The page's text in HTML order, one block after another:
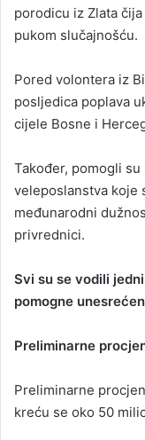
porodicu iz Zlata
pukom slučajnošću.
Pored volontera iz
posljedica poplava
cijele Bosne i
Također, pomogli
veleposlanstva koje
međunarodni
privrednici.
Svi su se vodili
pomogne
Preliminarne
Preliminarne
kreću se oko 50